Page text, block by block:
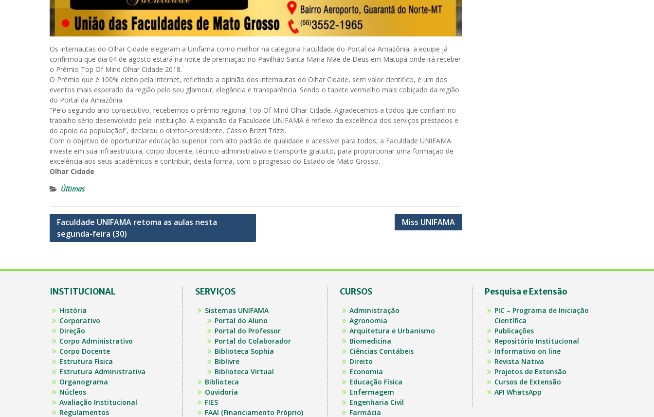
Os internautas do Olhar Cidade elegeram a Unifama como melhor na categoria Faculdade do Portal da Amazônia, a equipe já
confirmou que dia 04 de agosto estará na noite de premiação no Pavilhão Santa Maria Mãe de Deus em Matupá onde irá receber
o Prêmio Top Of Mind Olhar Cidade 2018.
O Prêmio que é 100% eleito pela internet, refletindo a opinião dos internautas do Olhar Cidade, sem valor cientifico, é um dos
eventos mais esperado da região pelo seu glamour, elegância e transparência. Sendo o tapete vermelho mais cobiçado da região
do Portal da Amazônia.
“Pelo segundo ano consecutivo, recebemos o prêmio regional Top Of Mind Olhar Cidade. Agradecemos a todos que confiam no
trabalho sério desenvolvido pela Instituição. A expansão da Faculdade UNIFAMA é reflexo da excelência dos serviços prestados e
do apoio da população!”, declarou o diretor-presidente, Cássio Brizzi Trizzi.
Com o objetivo de oportunizar educação superior com alto padrão de qualidade e acessível para todos, a Faculdade UNIFAMA
investe em sua infraestrutura, corpo docente, técnico-administrativo e transporte gratuito, para proporcionar uma formação de
excelência aos seus acadêmicos e contribuir, desta forma, com o progresso do Estado de Mato Grosso.
Olhar Cidade
Últimas
Navegação
de
Faculdade UNIFAMA retoma as aulas nesta
segunda-feira (30)
Miss UNIFAMA
INSTITUCIONAL
História
Corporativo
Direção
Corpo Administrativo
Corpo Docente
Estrutura Física
Estrutura Administrativa
Organograma
Núcleos
Avaliação Institucional
Regulamentos
SERVIÇOS
Sistemas UNIFAMA
Portal do Aluno
Portal do Professor
Portal do Colaborador
Biblioteca Sophia
Biblivre
Biblioteca Virtual
Biblioteca
Ouvidoria
FIES
FAAI (Financiamento Próprio)
CURSOS
Administração
Agronomia
Arquitetura e Urbanismo
Biomedicina
Ciências Contábeis
Direito
Economia
Educação Física
Enfermagem
Engenharia Civil
Farmácia
Pesquisa e Extensão
PIC – Programa de Iniciação
Científica
Publicações
Repositório Institucional
Informativo on line
Revista Nativa
Projetos de Extensão
Cursos de Extensão
API WhatsApp